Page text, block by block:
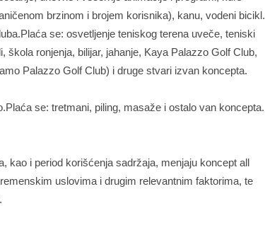
brzinom i brojem korisnika), kanu, vodeni bicikl.
se: osvetljenje teniskog terena uveče, teniski
ronjenja, bilijar, jahanje, Kaya Palazzo Golf Club,
Palazzo Golf Club) i druge stvari izvan koncepta.
se: tretmani, piling, masaže i ostalo van koncepta.
kao i period korišćenja sadržaja, menjaju koncept all
uslovima i drugim relevantnim faktorima, te